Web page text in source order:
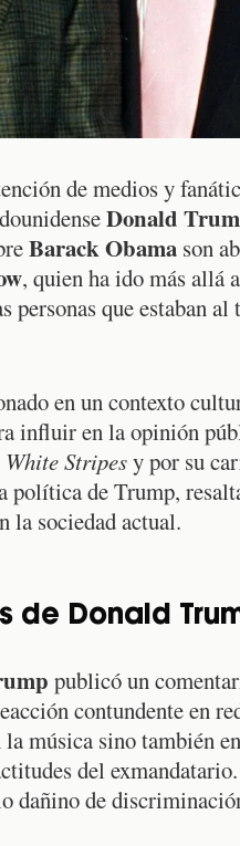
de medios y
Donald
Barack Obama son
, quien ha ido más allá
que estaban al
en un contexto
influir en la opinión
White Stripesy por su
política de Trump,
la sociedad actual.
de Donald
publicó un
contundente en
la música sino también
del
dañino de